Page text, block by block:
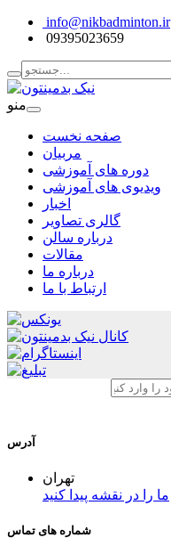
info@nikbadminton.ir
09395023659
منو
صفحه نخست
مربیان
دوره های آموزشی
ویدیوی های آموزشی
اخبار
گالری تصاویر
درباره سالن
مقالات
درباره ما
ارتباط با ما
آدرس
تهران
ما را در نقشه پیدا کنید
شماره های تماس